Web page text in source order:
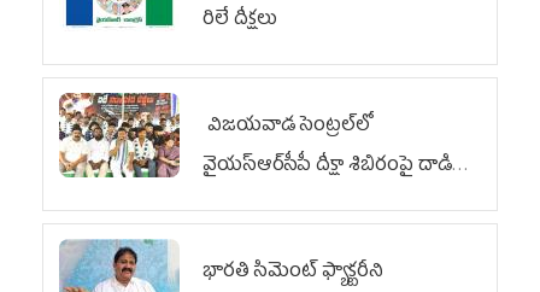
రిలే దీక్షలు
విజయవాడ సెంట్రల్‌లో
వైయ‌స్ఆర్‌సీపీ దీక్షా శిబిరంపై దాడి
దుర్మార్గం
భారతి సిమెంట్ ఫ్యాక్టరీని